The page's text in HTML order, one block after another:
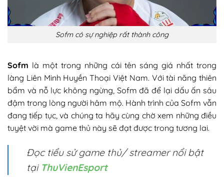
Sofm có sự nghiệp rất thành công
Sofm là một trong những cái tên sáng giá nhất trong
làng Liên Minh Huyền Thoại Việt Nam. Với tài năng thiên
bẩm và nỗ lực không ngừng, Sofm đã để lại dấu ấn sâu
đậm trong lòng người hâm mộ. Hành trình của Sofm vẫn
đang tiếp tục, và chúng ta hãy cùng chờ xem những điều
tuyệt vời mà game thủ này sẽ đạt được trong tương lai.
Đọc tiểu sử game thủ/ streamer nổi bật
tại ThuVienEsport